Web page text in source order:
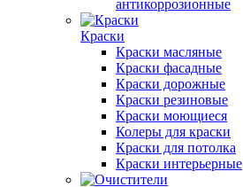
антикоррозионные
Краски
Краски масляные
Краски фасадные
Краски дорожные
Краски резиновые
Краски моющиеся
Колеры для краски
Краски для потолка
Краски интерьерные